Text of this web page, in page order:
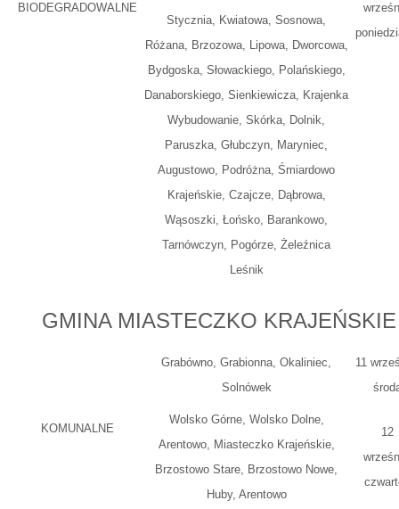
BIODEGRADOWALNE
Stycznia, Kwiatowa, Sosnowa,
Różana, Brzozowa, Lipowa, Dworcowa,
Bydgoska, Słowackiego, Polańskiego,
Danaborskiego, Sienkiewicza, Krajenka
Wybudowanie, Skórka, Dolnik,
Paruszka, Głubczyn, Maryniec,
Augustowo, Podróżna, Śmiardowo
Krajeńskie, Czajcze, Dąbrowa,
Wąsoszki, Łońsko, Barankowo,
Tarnówczyn, Pogórze, Żeleźnica
Leśnik
GMINA MIASTECZKO KRAJEŃSKIE
KOMUNALNE
Grabówno, Grabionna, Okaliniec,
Solnówek
11
Wolsko Górne, Wolsko Dolne,
Arentowo, Miasteczko Krajeńskie,
Brzostowo Stare, Brzostowo Nowe,
Huby, Arentowo
12